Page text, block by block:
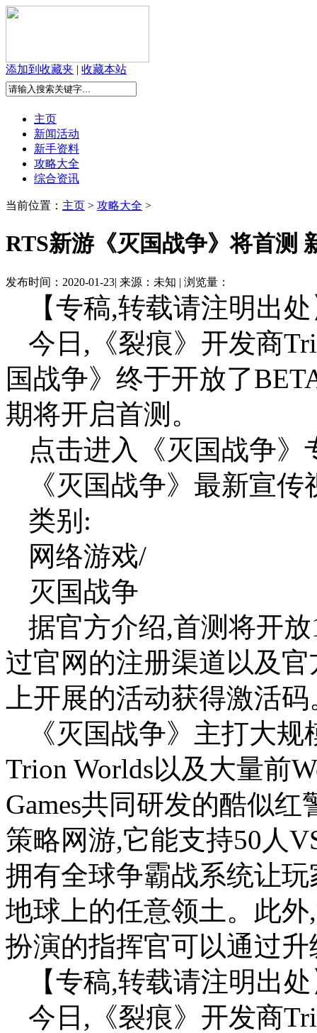
添加到收藏夹 | 收藏本站
主页
新闻活动
新手资料
攻略大全
综合资讯
当前位置： 主页 > 攻略大全 >
RTS新游《灭国战争》将首测
发布时间：2020-01-23| 来源：未知 | 浏览量：
【专稿,转载请注明出
今日,《裂痕》开发商
国战争》终于开放了
期将开启首测。
点击进入《灭国战争》
《灭国战争》最新宣传
类别:
网络游戏/
灭国战争
据官方介绍,首测将开
过官网的注册渠道以及官
上开展的活动获得激活码
《灭国战争》主打大
Trion Worlds以及大量前
Games共同研发的酷似
策略网游,它能支持50人
拥有全球争霸战系统让
地球上的任意领土。此
扮演的指挥官可以通过
【专稿,转载请注明出
今日,《裂痕》开发商